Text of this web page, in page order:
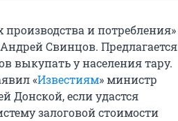
и потребления»
Свинцов. Предлагается
выкупать у населения тару.
«Известиям» министр
Донской, если удастся
залоговой стоимости